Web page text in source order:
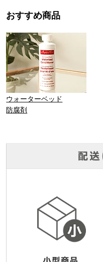
おすすめ商品
ウォーターベッド
防腐剤